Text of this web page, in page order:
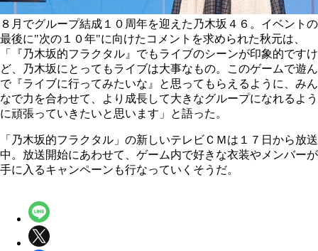
８月でグループ結成１０周年を迎えた乃木坂４６。イベントの
最後に"次の１０年"に向けたコメントを求められた秋元は、
「『乃木坂的フラクタル』でもライブのシーンが印象的ですけ
ど、乃木坂にとってもライブは大事なもの。このゲームで遊ん
で『ライブに行ってみたいな』と思ってもらえるように、みん
なで力を合わせて、より成長して大きなグループになれるよう
に頑張っていきたいと思います」と語った。
「乃木坂的フラクタル」の新しいテレビＣＭは１７日から放送
中。放送開始にあわせて、ゲーム内で好きな衣装やメンバーが
手に入るキャンペーンも行なっていくそうだ。